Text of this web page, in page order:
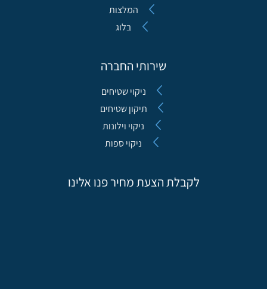
המלצות
בלוג
שירותי החברה
ניקוי שטיחים
תיקון שטיחים
ניקוי וילונות
ניקוי ספות
לקבלת הצעת מחיר פנו אלינו